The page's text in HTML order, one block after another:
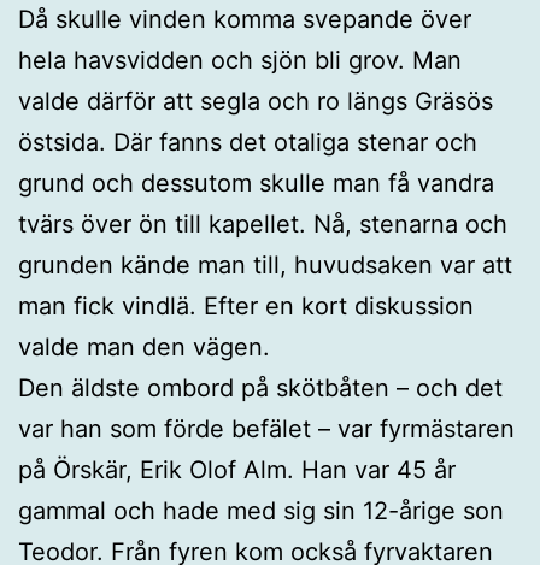
Då skulle vinden komma svepande över
hela havsvidden och sjön bli grov. Man
valde därför att segla och ro längs Gräsös
östsida. Där fanns det otaliga stenar och
grund och dessutom skulle man få vandra
tvärs över ön till kapellet. Nå, stenarna och
grunden kände man till, huvudsaken var att
man fick vindlä. Efter en kort diskussion
valde man den vägen.
Den äldste ombord på skötbåten – och det
var han som förde befälet – var fyrmästaren
på Örskär, Erik Olof Alm. Han var 45 år
gammal och hade med sig sin 12-årige son
Teodor. Från fyren kom också fyrvaktaren